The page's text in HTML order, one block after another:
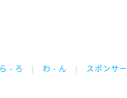
ら - ろ わ - ん スポンサー